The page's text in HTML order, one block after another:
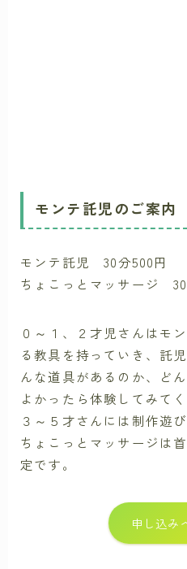
モンテ託児のご案内
モンテ託児 30分500円
ちょこっとマッサージ 30
０～１、２才児さんはモ
る教具を持っていき、託
んな道具があるのか、ど
よかったら体験してみて
３～５才さんには制作遊
ちょこっとマッサージは
定です。
申し込み